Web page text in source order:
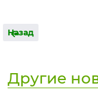
Назад
Другие